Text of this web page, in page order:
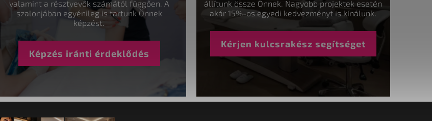
valamint a résztvevők számától függően. A
szalonjában egyénileg is tartunk Önnek
képzést.
Képzés iránti érdeklődés
állítunk össze Önnek. Nagyobb projektek esetén
akár 15%-os egyedi kedvezményt is kínálunk.
Kérjen kulcsrakész segítséget